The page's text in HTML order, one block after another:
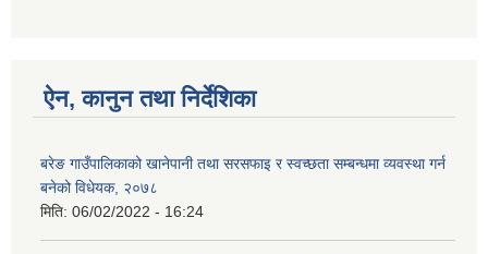
ऐन, कानुन तथा निर्देशिका
बरेङ गाउँपालिकाको खानेपानी तथा सरसफाइ र स्वच्छता सम्बन्धमा व्यवस्था गर्न
बनेको विधेयक, २०७८
मिति: 06/02/2022 - 16:24